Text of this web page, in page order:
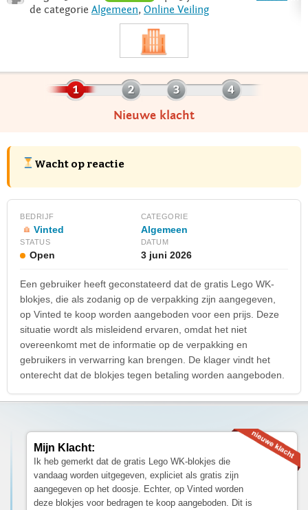
Login
de categorie Algemeen, Online Veiling
Nieuwe klacht
Wacht op reactie
BEDRIJF
Vinted
CATEGORIE
Algemeen
STATUS
Open
DATUM
3 juni 2026
Een gebruiker heeft geconstateerd dat de gratis Lego WK-
blokjes, die als zodanig op de verpakking zijn aangegeven,
op Vinted te koop worden aangeboden voor een prijs. Deze
situatie wordt als misleidend ervaren, omdat het niet
overeenkomt met de informatie op de verpakking en
gebruikers in verwarring kan brengen. De klager vindt het
onterecht dat de blokjes tegen betaling worden aangeboden.
Mijn Klacht:
Ik heb gemerkt dat de gratis Lego WK-blokjes die
vandaag worden uitgegeven, expliciet als gratis zijn
aangegeven op het doosje. Echter, op Vinted worden
deze blokjes voor bedragen te koop aangeboden. Dit is